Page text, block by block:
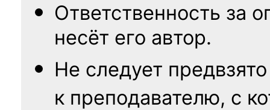
Ответственность за
несёт его автор.
Не следует
к преподавателю, с